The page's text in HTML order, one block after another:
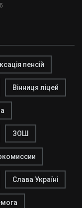
пенсій
Вінниця ліцей
ЗОШ
Слава Україні